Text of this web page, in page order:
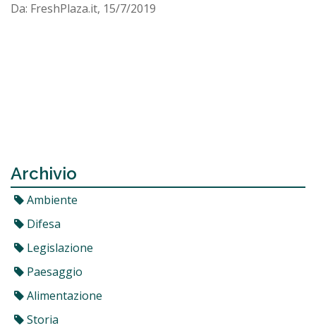
Da: FreshPlaza.it, 15/7/2019
Archivio
Ambiente
Difesa
Legislazione
Paesaggio
Alimentazione
Storia